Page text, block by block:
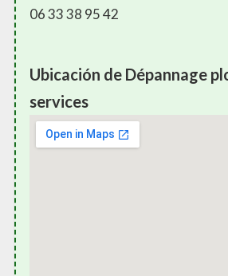
06 33 38 95 42
Ubicación de Dépannage
services